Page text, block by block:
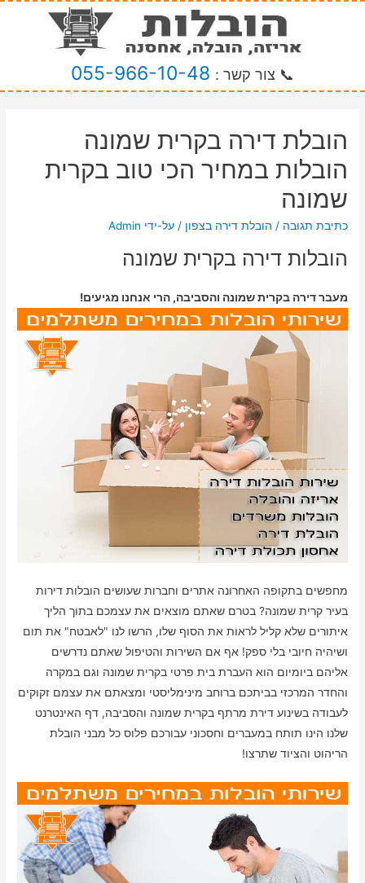
📞 צור קשר : 055-966-10-48
הובלת דירה בקרית שמונה
הובלות במחיר הכי טוב בקרית
שמונה
כתיבת תגובה / הובלת דירה בצפון / על-ידי Admin
הובלות דירה בקרית שמונה
מעבר דירה בקרית שמונה והסביבה, הרי אנחנו מגיעים!
מחפשים בתקופה האחרונה אתרים וחברות שעושים הובלות דירות
בעיר קרית שמונה? בטרם שאתם מוצאים את עצמכם בתוך הליך
איתורים שלא קליל לראות את הסוף שלו, הרשו לנו "לאבטח" את תום
ושיהיה חיובי בלי ספק! אף אם השירות והטיפול שאתם נדרשים
אליהם ביומיום הוא העברת בית פרטי בקרית שמונה וגם במקרה
והחדר המרכזי בביתכם ברוחב מינימליסטי ומצאתם את עצמם זקוקים
לעבודה בשינוע דירת מרתף בקרית שמונה והסביבה, דף האינטרנט
שלנו הינו תותח במעברים וחסכוני עבורכם פלוס כל מבני הובלת
הריהוט והציוד שתרצו!